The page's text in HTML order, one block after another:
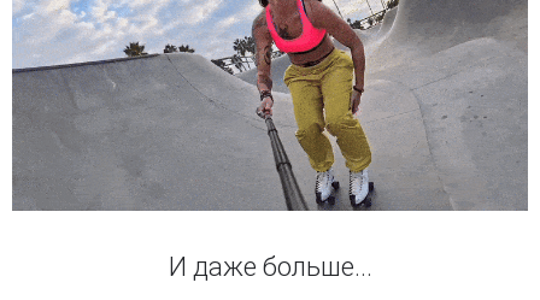
И даже больше...